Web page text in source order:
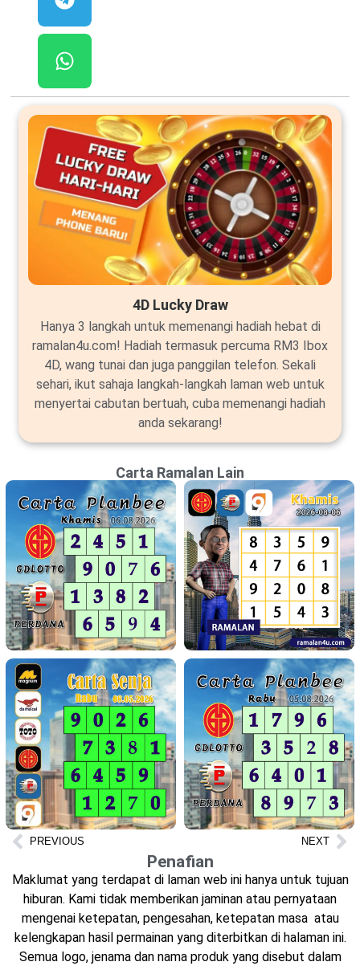
4D Lucky Draw
Hanya 3 langkah untuk memenangi hadiah hebat di
ramalan4u.com! Hadiah termasuk percuma RM3 Ibox
4D, wang tunai dan juga panggilan telefon. Sekali
sehari, ikut sahaja langkah-langkah laman web untuk
menyertai cabutan bertuah, cuba memenangi hadiah
anda sekarang!
Carta Ramalan Lain
PREVIOUS NEXT
Penafian
Maklumat yang terdapat di laman web ini hanya untuk tujuan
hiburan. Kami tidak memberikan jaminan atau pernyataan
mengenai ketepatan, pengesahan, ketepatan masa atau
kelengkapan hasil permainan yang diterbitkan di halaman ini.
Semua logo, jenama dan nama produk yang disebut dalam